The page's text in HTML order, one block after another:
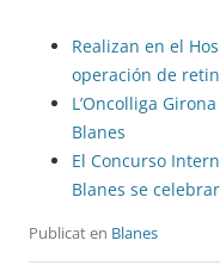
Realizan en el
operación de
L’Oncolliga
Blanes
El Concurso
Blanes se
Publicat en Blanes